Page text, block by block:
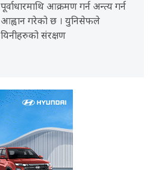
पूर्वाधारमाथि आक्रमण गर्न अन्त्य गर्न
आह्वान गरेको छ । युनिसेफले
यिनीहरुको संरक्षण